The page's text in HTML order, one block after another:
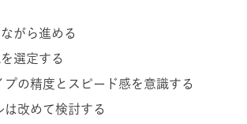
がら進める
選定する
プの精度とスピード感を意識する
は改めて検討する